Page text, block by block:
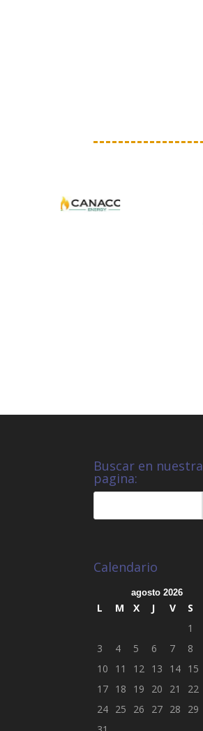
Buscar en nuestra
pagina:
Calendario
agosto 2026
L M X J V S
1
3
4 5 6 7 8
10
11 12 13 14 15
17 18 19 20 21 22
24 25 26 27 28 29